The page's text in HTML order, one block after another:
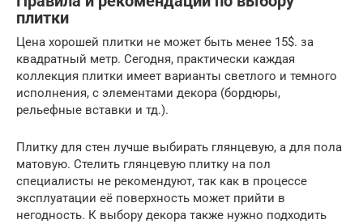
плитки
Цена хорошей плитки не может быть менее 15$. за
квадратный метр. Сегодня, практически каждая
коллекция плитки имеет варианты светлого и темного
исполнения, с элементами декора (бордюры,
рельефные вставки и тд.).
Плитку для стен лучше выбирать глянцевую, а для пола
матовую. Стелить глянцевую плитку на пол
специалисты не рекомендуют, так как в процессе
эксплуатации её поверхность может прийти в
негодность. К выбору декора также нужно подходить